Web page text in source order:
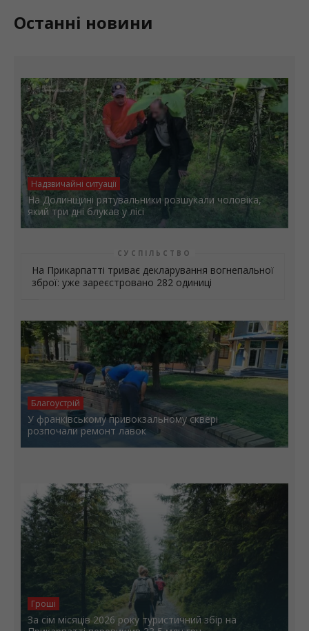
Останні новини
Надзвичайні ситуації
На Долинщині рятувальники розшукали чоловіка,
який три дні блукав у лісі
СУСПІЛЬСТВО
На Прикарпатті триває декларування вогнепальної
зброї: уже зареєстровано 282 одиниці
Благоустрій
У франківському привокзальному сквері
розпочали ремонт лавок
Гроші
За сім місяців 2026 року туристичний збір на